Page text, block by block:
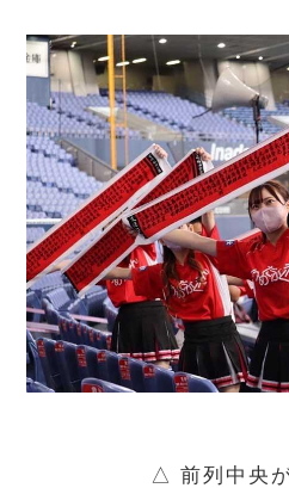
△ 前列中央